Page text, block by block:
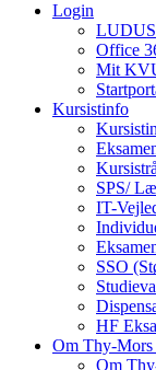
Login
LUDUS
Office
Mit
Kursistinfo
SPS/
IT-
SSO
HF
Om Thy-
Om